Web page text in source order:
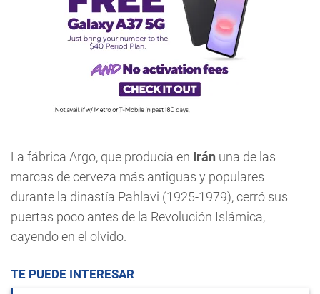
La fábrica Argo, que producía en Irán una de las
marcas de cerveza más antiguas y populares
durante la dinastía Pahlavi (1925-1979), cerró sus
puertas poco antes de la Revolución Islámica,
cayendo en el olvido.
TE PUEDE INTERESAR